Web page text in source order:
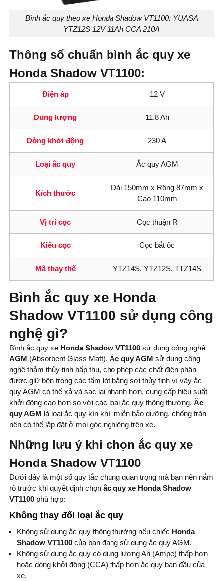
Bình ắc quy theo xe Honda Shadow VT1100: YUASA
YTZ12S 12V 11Ah CCA 210A
Thông số chuẩn bình ắc quy xe
Honda Shadow VT1100:
Điện áp 12 V
Dung lượng 11.8 Ah
Dòng khởi động 230 A
Loại ắc quy Ắc quy AGM
Kích thước
Dài 150mm x Rộng 87mm x
Cao 110mm
Vị trí cọc Cọc thuận R
Kiểu cọc Cọc bắt ốc
Mã thay thế YTZ14S, YTZ12S, TTZ14S
Bình ắc quy xe Honda
Shadow VT1100 sử dụng công
nghệ gì?
Bình ắc quy xe Honda Shadow VT1100 sử dụng công nghệ
AGM (Absorbent Glass Matt). Ắc quy AGM sử dụng công
nghệ thảm thủy tinh hấp thụ, cho phép các chất điện phân
được giữ bên trong các tấm lót bằng sợi thủy tinh vì vậy ắc
quy AGM có thể xả và sạc lại nhanh hơn, cung cấp hiệu suất
khởi động cao hơn so với các loại ắc quy thông thường. Ắc
quy AGM là loại ắc quy kín khí, miễn bảo dưỡng, chống tràn
nên có thể lắp đặt ở mọi góc nghiêng trên xe.
Những lưu ý khi chọn ắc quy xe
Honda Shadow VT1100
Dưới đây là một số quy tắc chung quan trọng mà bạn nên nắm
rõ trước khi quyết định chọn ắc quy xe Honda Shadow
VT1100 phù hợp:
Không thay đổi loại ắc quy
Không sử dụng ắc quy thông thường nếu chiếc Honda
Shadow VT1100 của bạn đang sử dụng ắc quy AGM.
Không sử dụng ắc quy có dung lượng Ah (Ampe) thấp hơn
hoặc dòng khởi động (CCA) thấp hơn ắc quy ban đầu của
xe.